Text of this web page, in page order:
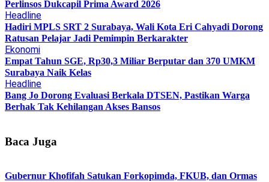
Perlinsos Dukcapil Prima Award 2026
Headline
Hadiri MPLS SRT 2 Surabaya, Wali Kota Eri Cahyadi Dorong
Ratusan Pelajar Jadi Pemimpin Berkarakter
Ekonomi
Empat Tahun SGE, Rp30,3 Miliar Berputar dan 370 UMKM
Surabaya Naik Kelas
Headline
Bang Jo Dorong Evaluasi Berkala DTSEN, Pastikan Warga
Berhak Tak Kehilangan Akses Bansos
Baca Juga
Gubernur Khofifah Satukan Forkopimda, FKUB, dan Ormas